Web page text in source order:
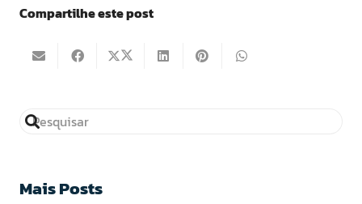
Compartilhe este post
Mais Posts